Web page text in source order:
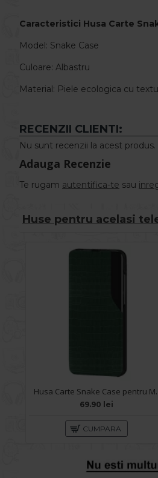
Caracteristici Husa Carte
Model: Snake Case
Culoare: Albastru
Material: Piele ecologica cu
RECENZII CLIENTI:
Nu sunt recenzii la acest produs.
Adauga Recenzie
Te rugam autentifica-te sau
Huse pentru acelasi
Husa Carte
69.90 lei
CUMPARA